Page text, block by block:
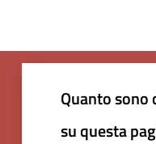
Quanto
su questa